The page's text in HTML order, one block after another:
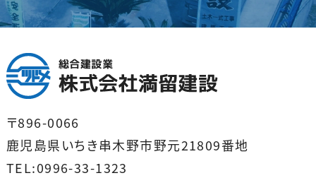
〒896-0066
鹿児島県いちき串木野市野元21809番地
TEL:0996-33-1323